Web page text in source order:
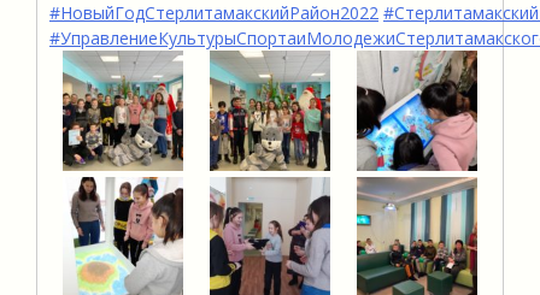
#НовыйГодСтерлитамакскийРайон2022